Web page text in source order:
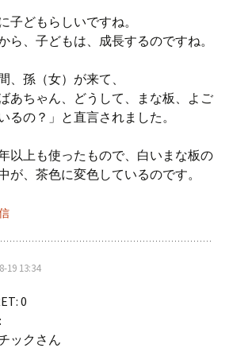
子どもらしいですね。
ら、子どもは、成長するのですね。
、孫（女）が来て、
ばあちゃん、どうして、まな板、よご
るの？」と直言されました。
以上も使ったもので、白いまな板の
が、茶色に変色しているのです。
19 13:34
0
ックさん